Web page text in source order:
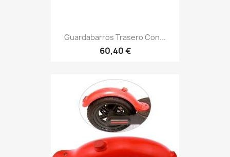
Guardabarros Trasero Con...
60,40 €